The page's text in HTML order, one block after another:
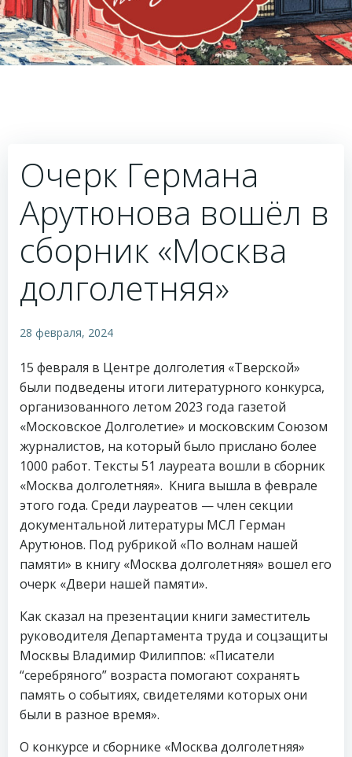
Очерк Германа
Арутюнова вошёл в
сборник «Москва
долголетняя»
28 февраля, 2024
15 февраля в Центре долголетия «Тверской»
были подведены итоги литературного конкурса,
организованного летом 2023 года газетой
«Московское Долголетие» и московским Союзом
журналистов, на который было прислано более
1000 работ. Тексты 51 лауреата вошли в сборник
«Москва долголетняя». Книга вышла в феврале
этого года. Среди лауреатов — член секции
документальной литературы МСЛ Герман
Арутюнов. Под рубрикой «По волнам нашей
памяти» в книгу «Москва долголетняя» вошел его
очерк «Двери нашей памяти».
Как сказал на презентации книги заместитель
руководителя Департамента труда и соцзащиты
Москвы Владимир Филиппов: «Писатели
“серебряного” возраста помогают сохранять
память о событиях, свидетелями которых они
были в разное время».
О конкурсе и сборнике «Москва долголетняя»